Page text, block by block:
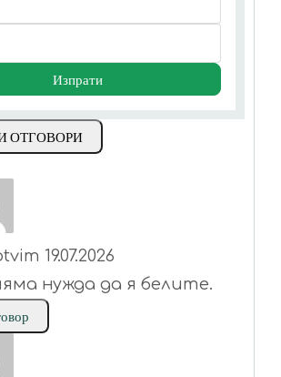
ОТГОВОРИ
19.07.2026
нужда да я белите.